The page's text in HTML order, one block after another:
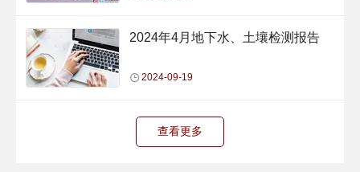
2024年4月地下水、土壤检测报告
2024-09-19
查看更多